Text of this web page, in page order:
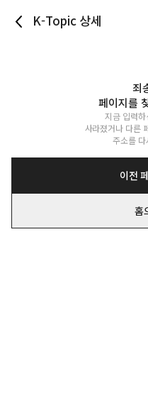
K-Topic 상세
죄
페이지를
지금 입력
사라졌거나 다른
주소를
이전
홈